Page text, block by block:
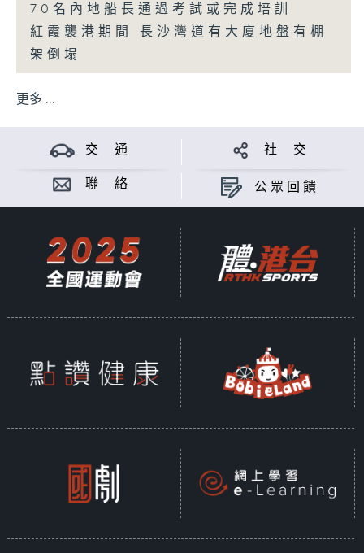
70名內地船長通過考試或完成培訓
紅霞襲港期間 長沙灣道有大廈地盤有棚
架倒塌
更多 ...
交 通 社 交
聯 絡 公眾回饋